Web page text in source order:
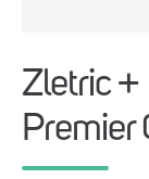
Zletric +
Premier